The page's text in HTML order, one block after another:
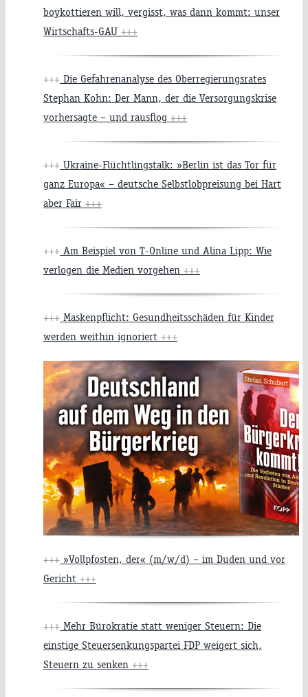
boykottieren will, vergisst, was dann kommt: unser
Wirtschafts-GAU +++
+++ Die Gefahrenanalyse des Oberregierungsrates
Stephan Kohn: Der Mann, der die Versorgungskrise
vorhersagte – und rausflog +++
+++ Ukraine-Flüchtlingstalk: »Berlin ist das Tor für
ganz Europa« – deutsche Selbstlobpreisung bei Hart
aber Fair +++
+++ Am Beispiel von T-Online und Alina Lipp: Wie
verlogen die Medien vorgehen +++
+++ Maskenpflicht: Gesundheitsschäden für Kinder
werden weithin ignoriert +++
+++ »Vollpfosten, der« (m/w/d) – im Duden und vor
Gericht +++
+++ Mehr Bürokratie statt weniger Steuern: Die
einstige Steuersenkungspartei FDP weigert sich,
Steuern zu senken +++